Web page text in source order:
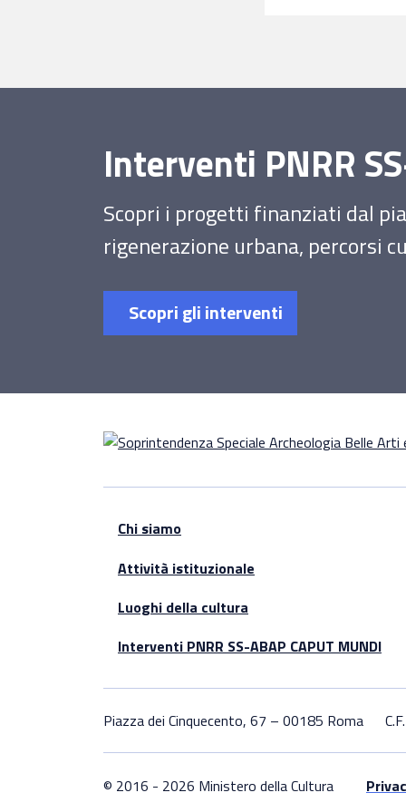
Interventi PNRR
Scopri i progetti finanziati dal
rigenerazione urbana, percorsi
Scopri gli interventi
Chi siamo
Attività istituzionale
Luoghi della cultura
Interventi PNRR SS-ABAP CAPUT MUNDI
Piazza dei Cinquecento, 67 – 00185 Roma
© 2016 - 2026 Ministero della Cultura